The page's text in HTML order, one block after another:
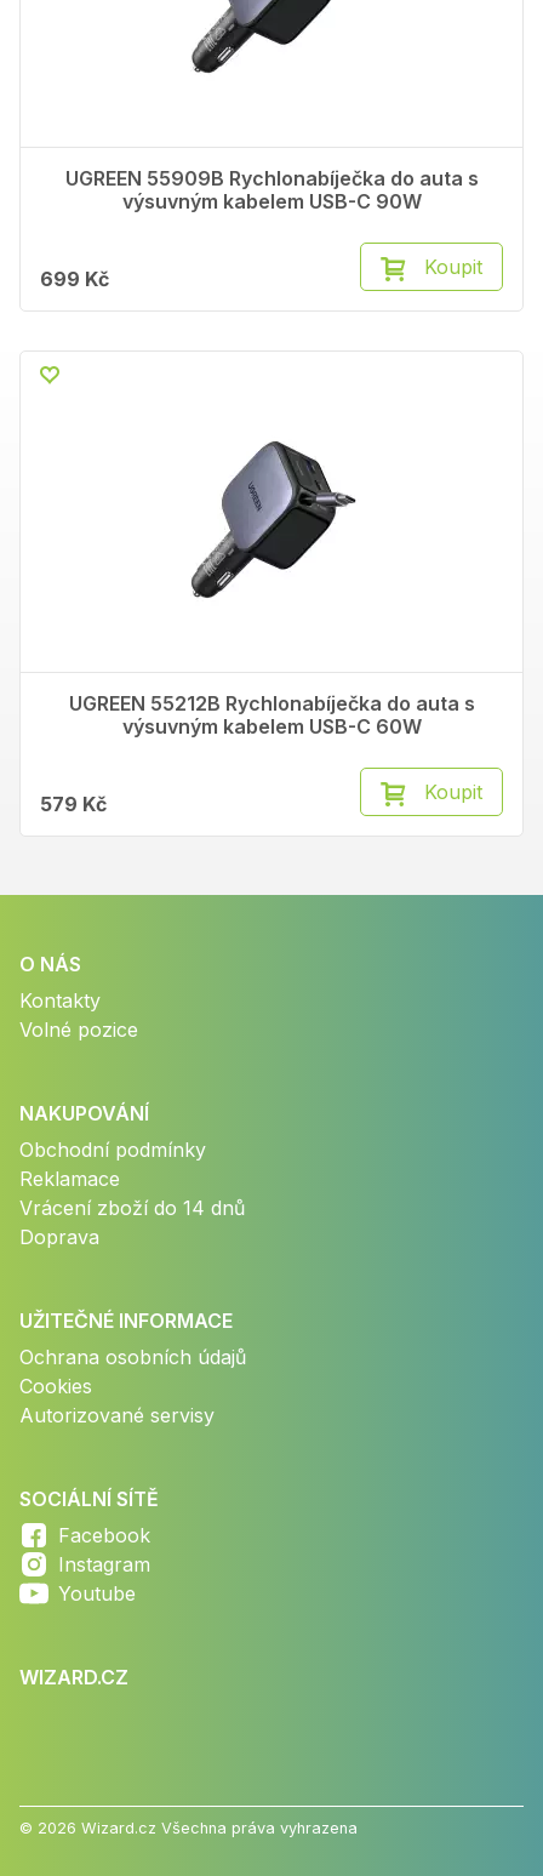
UGREEN 55909B Rychlonabíječka do auta s
výsuvným kabelem USB-C 90W
699 Kč Koupit
UGREEN 55212B Rychlonabíječka do auta s
výsuvným kabelem USB-C 60W
579 Kč Koupit
O NÁS
Kontakty
Volné pozice
NAKUPOVÁNÍ
Obchodní podmínky
Reklamace
Vrácení zboží do 14 dnů
Doprava
UŽITEČNÉ INFORMACE
Ochrana osobních údajů
Cookies
Autorizované servisy
SOCIÁLNÍ SÍTĚ
Facebook
Instagram
Youtube
WIZARD.CZ
© 2026 Wizard.cz Všechna práva vyhrazena